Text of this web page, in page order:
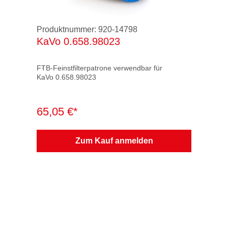
Produktnummer: 920-14798
KaVo 0.658.98023
FTB-Feinstfilterpatrone verwendbar für
KaVo 0.658.98023
Filterklasse: M
Filtermaterial geprüft nach Gültigkeit:
bis 12 / 96 ZH 1 / 487 / BIA
ab 01 / 97 EN 60335-2-69 / BIA
65,05 €*
Zum Kauf anmelden